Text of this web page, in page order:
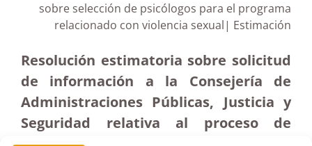
sobre selección de psicólogos para el programa
relacionado con violencia sexual| Estimación
Resolución estimatoria sobre solicitud
de información a la Consejería de
Administraciones Públicas, Justicia y
Seguridad relativa al proceso de